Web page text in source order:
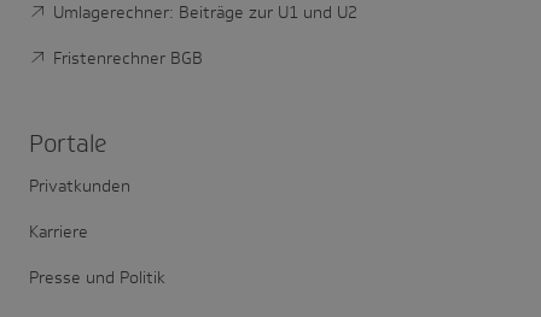
Umlagerechner: Beiträge zur U1 und U2
Fristenrechner BGB
Portale
Privatkunden
Karriere
Presse und Politik